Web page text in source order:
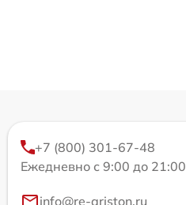
+7 (800) 301-67-48
Ежедневно с 9:00 до 21:00
info@re-ariston.ru